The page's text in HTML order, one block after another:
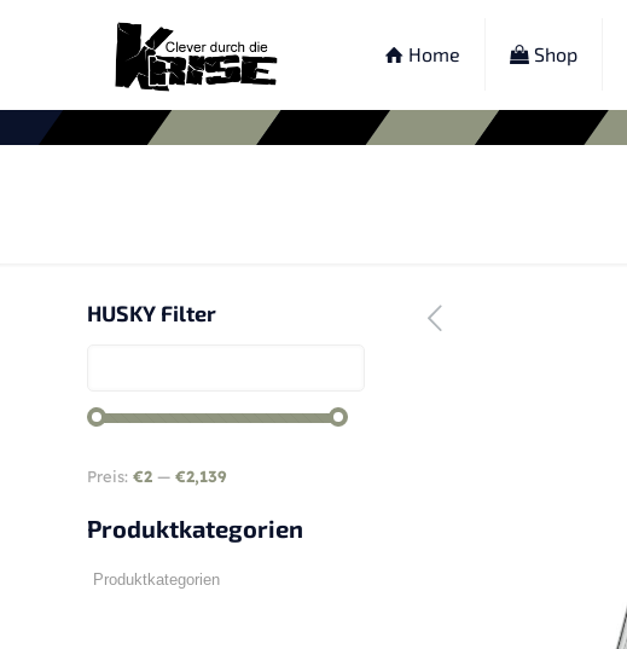
Home Shop
HUSKY Filter
Preis: €2 — €2,139
Produktkategorien